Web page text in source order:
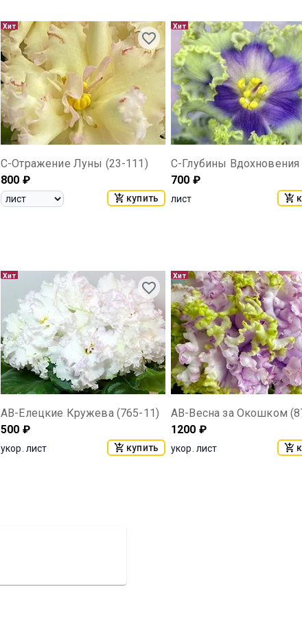
Хит
С-Отражение Луны (23-111)
800 ₽
купить
Хит
700 ₽
лист
Хит
АВ-Елецкие Кружева (765-11)
500 ₽
укор. лист купить
Хит
1200 ₽
укор. лист